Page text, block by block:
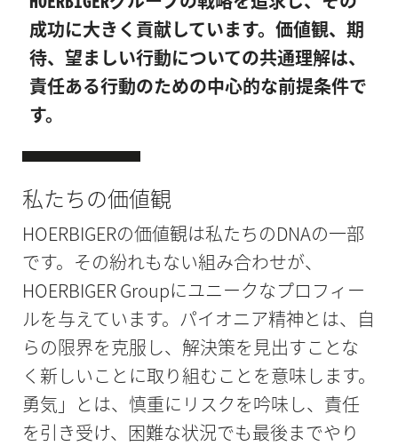
成功に大きく貢献しています。価値観、期
待、望ましい行動についての共通理解は、
責任ある行動のための中心的な前提条件で
す。
私たちの価値観
HOERBIGERの価値観は私たちのDNAの一部
です。その紛れもない組み合わせが、
HOERBIGER Groupにユニークなプロフィー
ルを与えています。パイオニア精神とは、自
らの限界を克服し、解決策を見出すことな
く新しいことに取り組むことを意味します。
勇気」とは、慎重にリスクを吟味し、責任
を引き受け、困難な状況でも最後までやり